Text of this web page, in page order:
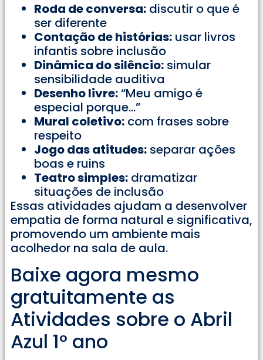
Roda de conversa: discutir o que é
ser diferente
Contação de histórias: usar livros
infantis sobre inclusão
Dinâmica do silêncio: simular
sensibilidade auditiva
Desenho livre:“Meu amigo é
especial porque…”
Mural coletivo: com frases sobre
respeito
Jogo das atitudes: separar ações
boas e ruins
Teatro simples: dramatizar
situações de inclusão
Essas atividades ajudam a desenvolver
empatia de forma natural e significativa,
promovendo um ambiente mais
acolhedor na sala de aula.
Baixe agora mesmo
gratuitamente as
Atividades sobre o Abril
Azul 1° ano